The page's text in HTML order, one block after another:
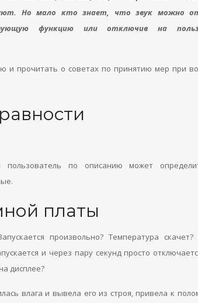
Но мало кто знает, что звук можно
функцию или отключив на
и прочитать о советах по принятию мер при
пользователь по описанию может
платы
произвольно? Температура
и через пару секунд просто
дисплее?
влага и вывела его из строя, привела к